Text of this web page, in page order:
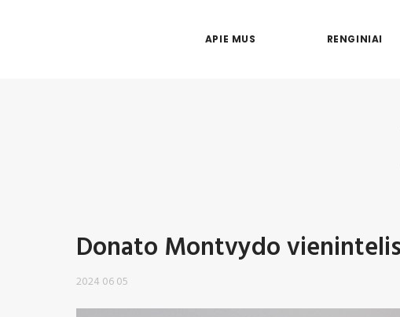
APIE MUS RENGINIAI
Donato Montvydo
2024 06 05